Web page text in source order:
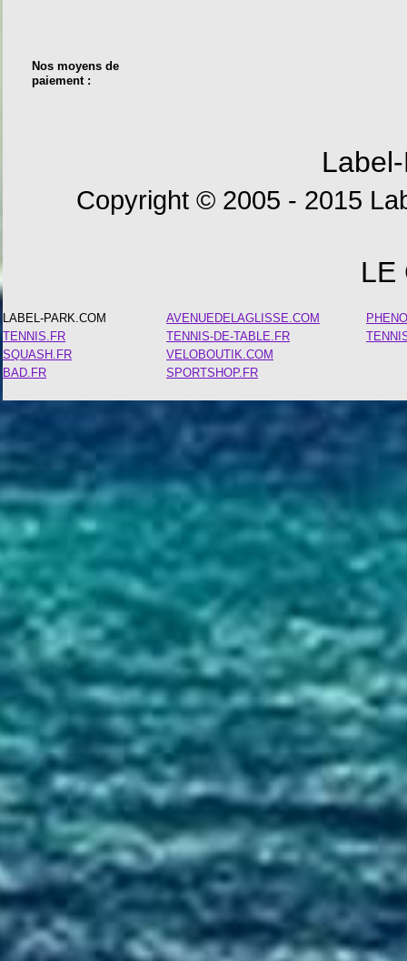
Nos moyens de
paiement :
Copyright © 2005 - 2015
LE
LABEL-PARK.COM
TENNIS.FR
SQUASH.FR
BAD.FR
AVENUEDELAGLISSE.COM
TENNIS-DE-TABLE.FR
VELOBOUTIK.COM
SPORTSHOP.FR